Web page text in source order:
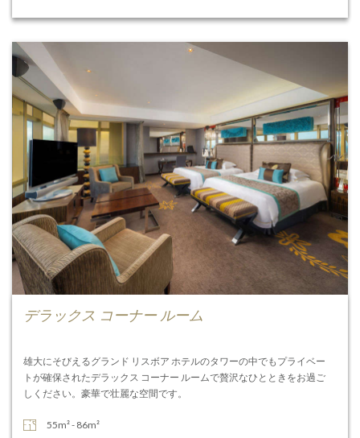
デラックス コーナー ルーム
雄大にそびえるグランド リスボア ホテルのタワーの中でもプライベー
トが確保されたデラックス コーナー ルームで贅沢なひとときをお過ご
しください。豪華で壮麗な空間です。
55m² - 86m²